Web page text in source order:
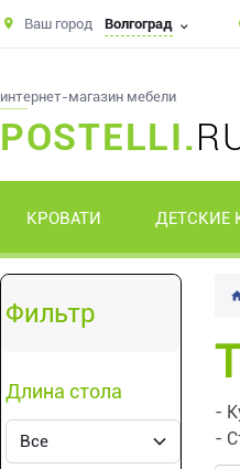
Ваш город Волгоград
интернет-магазин мебели
POSTELLI.
КРОВАТИ ДЕТСКИЕ
Фильтр
Длина стола
-
-